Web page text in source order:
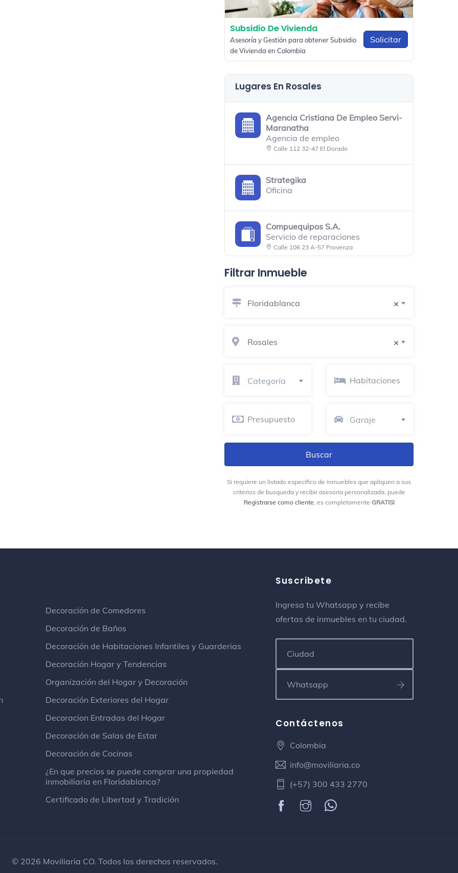
Subsidio De Vivienda
Asesoría y Gestión para obtener Subsidio
de Vivienda en Colombia
Solicitar
Lugares En Rosales
Agencia Cristiana De Empleo Servi-
Maranatha
Agencia de empleo
Calle 112 32-47 El Dorado
Strategika
Oficina
Compuequipos S.A.
Servicio de reparaciones
Calle 106 23 A-57 Provenza
Pollo Campero
Calle 86 con carrera 24 Barrio Diamante
Tienda de muebles y artículos para
Crepería
Concesionaria de coches
Calle 118 32-09 Niza
Calle 89 # 24-28
Bilbao Panaderia
Concesionario Suzuki Motos
motocicletas
Carrera 27 104-55 L-11 La Calleja
Comidas Rápidas NELU
Bar
Tecnoinformatica - XEO
XOFTWARE
Oficina
Filtrar Inmueble
×
Floridablanca
×
Rosales
Categoría
Garaje
Si requiere un listado especifico de inmuebles que apliquen a sus
criterios de busqueda y recibir asesoria personalizada, puede
Registrarse como cliente, es completamente GRATIS!
Decoración de Comedores
Decoración de Baños
Decoración de Habitaciones Infantiles y Guarderias
Decoración Hogar y Tendencias
Organización del Hogar y Decoración
Decoración Exteriores del Hogar
Decoracion Entradas del Hogar
Decoración de Salas de Estar
Decoración de Cocinas
¿En que precios se puede comprar una propiedad
inmobiliaria en Floridablanca?
Certificado de Libertad y Tradición
Suscribete
Ingresa tu Whatsapp y recibe
ofertas de inmuebles en tu ciudad.
Contáctenos
Colombia
info@moviliaria.co
(+57) 300 433 2770
© 2026 Moviliaria CO. Todos los derechos reservados.